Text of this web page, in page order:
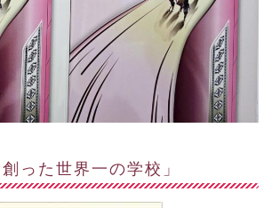
創った世界一の学校」